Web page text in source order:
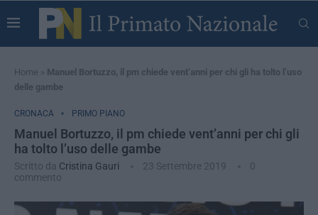
Home » Manuel Bortuzzo, il pm chiede vent’anni per chi gli ha tolto l’uso
delle gambe
CRONACA PRIMO PIANO
Manuel Bortuzzo, il pm chiede vent’anni per chi gli
ha tolto l’uso delle gambe
Scritto da Cristina Gauri 23 Settembre 2019
0
commento